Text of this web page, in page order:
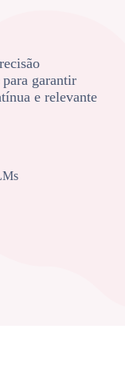
garantir
e relevante